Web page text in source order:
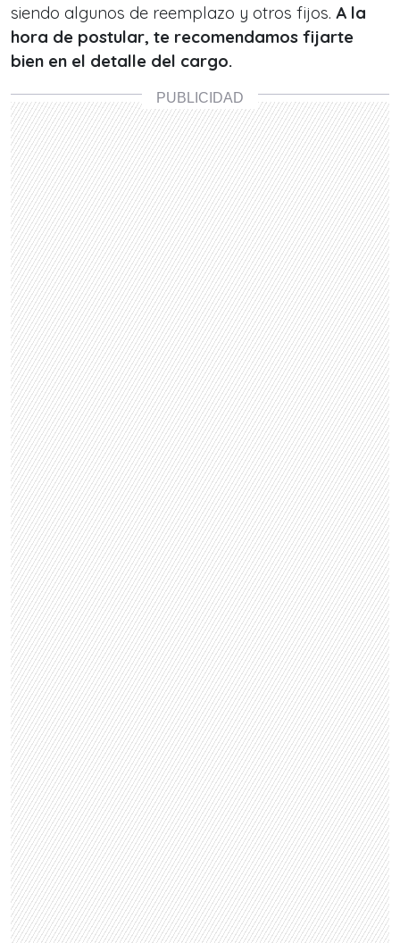
siendo algunos de reemplazo y otros fijos. A la
hora de postular, te recomendamos fijarte
bien en el detalle del cargo.